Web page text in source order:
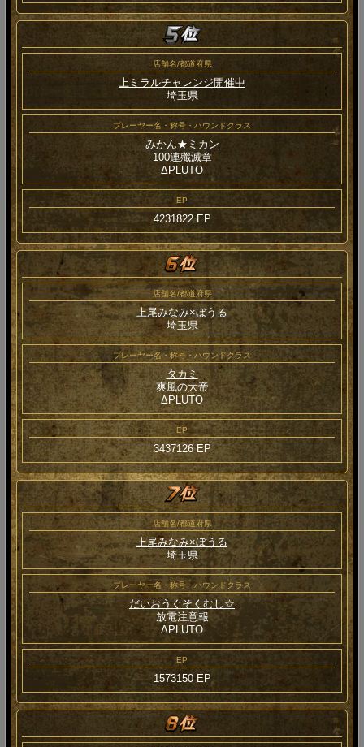
店舗名/都道府県
上ミラルチャレンジ開催中
埼玉県
プレーヤー名・称号・ハウンドクラス
みかん★ミカン
100連殲滅章
ΔPLUTO
EP
4231822 EP
店舗名/都道府県
上尾みなみ×ぼうる
埼玉県
プレーヤー名・称号・ハウンドクラス
タカミ
爽風の大帝
ΔPLUTO
EP
3437126 EP
店舗名/都道府県
上尾みなみ×ぼうる
埼玉県
プレーヤー名・称号・ハウンドクラス
だいおうぐそくむし☆
放電注意報
ΔPLUTO
EP
1573150 EP